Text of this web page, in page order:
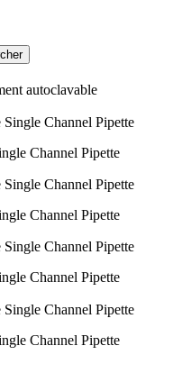
Channel Pipette
Channel Pipette
Channel Pipette
Channel Pipette